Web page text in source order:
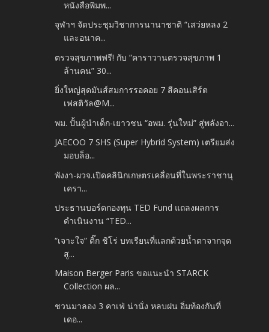
หนังสือพิมพ...
จุฬาฯ จัดประชุมวิชาการนานาชาติ “เสว่ยหลง 2
และอนาค...
ตรวจสุขภาพฟรี! กับ “คาราวานตรวจสุขภาพ 1
ล้านคน” 30...
ยิ่งใหญ่สุดมันส์สมการรอคอย 7 สีคอนเสิร์ต
เฟสติวัล@M...
พม. ปั้นผู้นำเด็ก-เยาวชน “อพม. รุ่นใหม่” สู่พลังอา...
JAECOO 7 SHS (Super Hybrid System) เตรียมส่ง
มอบล็อ...
พังงา-ผวจ.เปิดคลินิกเกษตรเคลื่อนที่ในพระราชานุ
เครา...
ประธานบอร์ดกองทุน TED Fund แถลงผลการ
ดำเนินงาน “TED...
“เจาะใจ” ติ๊ก ชิโร่ บทเรียนที่แลกด้วยน้ำตาจากจุด
สู...
Maison Berger Paris ขอแนะนำ STARCK
Collection ผล...
ชวนมาลอง 3 คาเฟ่ น่านั่ง หลบฝน อิ่มท้องกันที่
เดอ...